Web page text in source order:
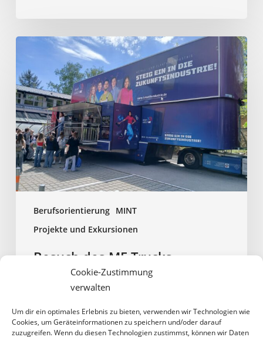
Cookie-Zustimmung
verwalten
Um dir ein optimales Erlebnis zu bieten, verwenden wir Technologien wie
Cookies, um Geräteinformationen zu speichern und/oder darauf
zuzugreifen. Wenn du diesen Technologien zustimmst, können wir Daten
Berufsorientierung MINT
Projekte und Exkursionen
ME
Trucks
Besuch des ME Trucks
Besuch des ME Trucks der Metall- und Elektroindustrie In
diesem Schuljahr konnten unsere achten Klassen den ME-
Truck in Vaterstetten besuchen. Der große, moderne Truck
gehört zur Metall- und Elektroindustrie und…